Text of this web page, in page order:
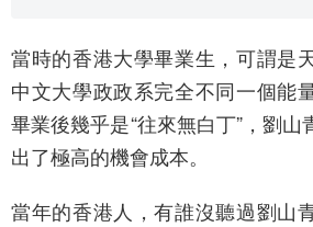
當時的香港大學畢業生，可謂是
中文大學政政系完全不同一個能
畢業後幾乎是“往來無白丁”，劉
出了極高的機會成本。
當年的香港人，有誰沒聽過劉山